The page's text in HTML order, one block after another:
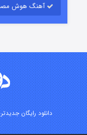
آهنگ هوش
دانلود رایگان